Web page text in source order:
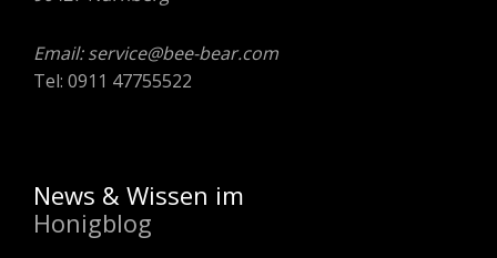
Email: service@bee-bear.com
Tel: 0911 47755522
News & Wissen im
Honigblog